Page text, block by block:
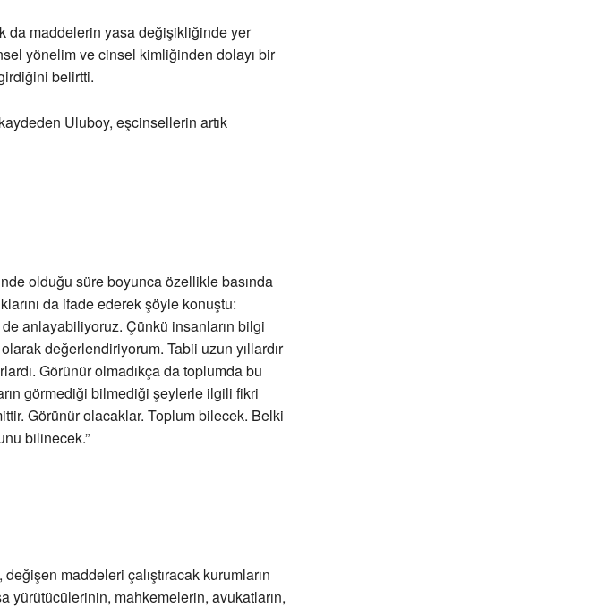
da maddelerin yasa değişikliğinde yer
yönelim ve cinsel kimliğinden dolayı bir
belirtti.
Uluboy, eşcinsellerin artık
olduğu süre boyunca özellikle basında
da ifade ederek şöyle konuştu:
anlayabiliyoruz. Çünkü insanların bilgi
değerlendiriyorum. Tabii uzun yıllardır
Görünür olmadıkça da toplumda bu
görmediği bilmediği şeylerle ilgili fikri
Görünür olacaklar. Toplum bilecek. Belki
bilinecek.”
maddeleri çalıştıracak kurumların
yürütücülerinin, mahkemelerin, avukatların,